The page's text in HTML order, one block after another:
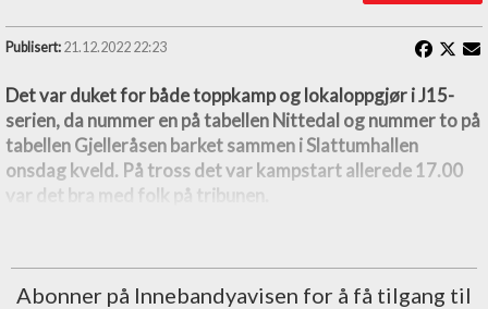
Publisert: 21.12.2022 22:23
Det var duket for både toppkamp og lokaloppgjør i J15-
serien, da nummer en på tabellen Nittedal og nummer to på
tabellen Gjelleråsen barket sammen i Slattumhallen
onsdag kveld. På tross det var kampstart allerede 17.00
var det bra med folk på tribunen.
Abonner på Innebandyavisen for å få tilgang til